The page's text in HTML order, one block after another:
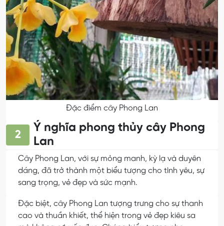
Đặc điểm cây Phong Lan
2
Ý nghĩa phong thủy cây Phong
Lan
Cây Phong Lan, với sự mỏng manh, kỳ lạ và duyên
dáng, đã trở thành một biểu tượng cho tình yêu, sự
sang trọng, vẻ đẹp và sức mạnh.
Đặc biệt, cây Phong Lan tượng trưng cho sự thanh
cao và thuần khiết, thể hiện trong vẻ đẹp kiêu sa